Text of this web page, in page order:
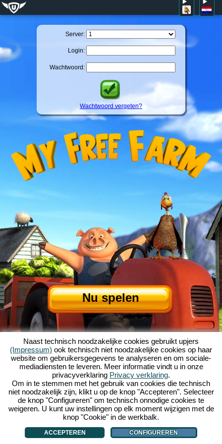
Server:
Login:
Wachtwoord:
Wachtwoord vergeten?
Nu spelen
Over My Free Farm|Het verhaal van dit browserspel|De mogelijkheden
AGV|Impressum|Privacybeleid|Regels| Forum|Support|
My Free Farm 2 App |Google Play|App Store|
Browsergames - Upjers.com| Cookies beheren
Naast technisch noodzakelijke cookies gebruikt upjers
(Impressum) ook technisch niet noodzakelijke cookies op haar
website om gebruikersgegevens te analyseren en om sociale-
mediadiensten te leveren. Meer informatie vindt u in onze
privacyverklaring Privacy verklaring.
Om in te stemmen met het gebruik van cookies die technisch
niet noodzakelijk zijn, klikt u op de knop "Accepteren". Selecteer
de knop "Configureren" om technisch onnodige cookies te
weigeren. U kunt uw instellingen op elk moment wijzigen met de
knop "Cookie" in de werkbalk.
ACCEPTEREN CONFIGUREREN